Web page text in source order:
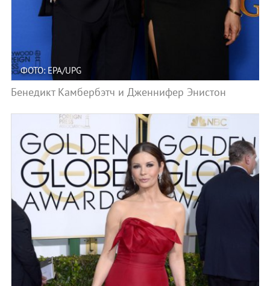
ФОТО: EPA/UPG
Бенедикт Камбербэтч и Дженнифер Энистон